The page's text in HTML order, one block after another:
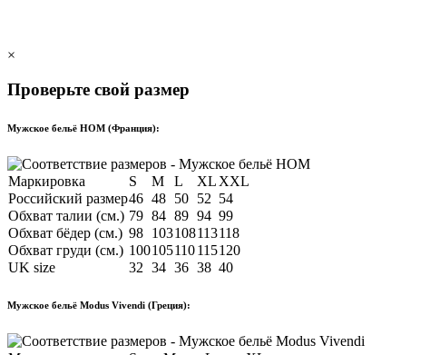
×
Проверьте свой размер
Мужское бельё HOM (Франция):
Маркировка S M L XL XXL
Российский размер46 48 50 52 54
Обхват талии (см.) 79 84 89 94 99
Обхват бёдер (см.) 98 103108113118
Обхват груди (см.) 100105110115120
UK size
32 34 36 38 40
Мужское бельё Modus Vivendi (Греция):